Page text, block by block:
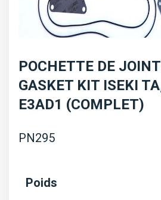
POCHETTE DE
GASKET KIT ISEKI
E3AD1 (COMPLET)
PN295
Poids